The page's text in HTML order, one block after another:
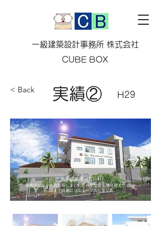
一級建築設計事務所 株式会社
CUBE BOX
< Back 実績② H29
Iビル用途変更（北谷町）
事務所ビルを全面改装しました。外壁塗装を塗り替え、1階か
ら3階まで綺麗にリニューアルしました。